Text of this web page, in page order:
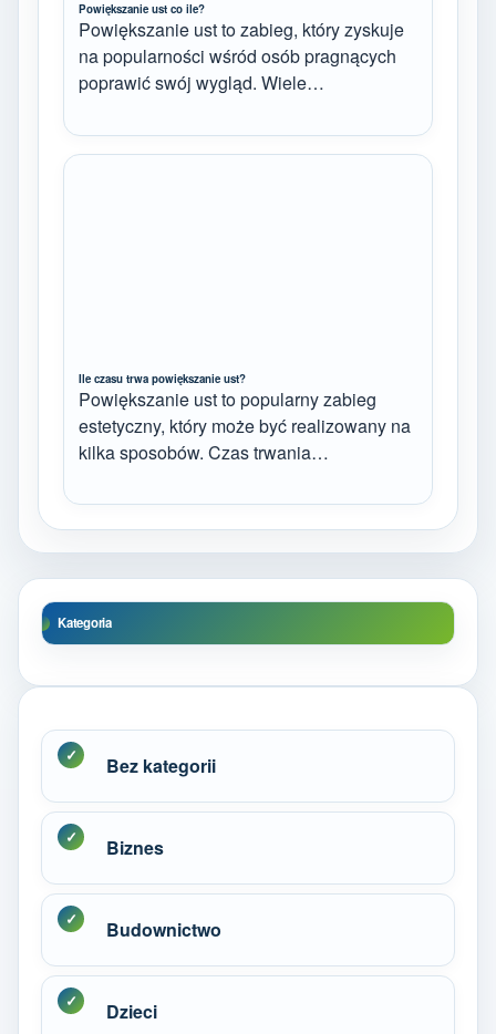
Powiększanie ust co ile?
Powiększanie ust to zabieg, który zyskuje
na popularności wśród osób pragnących
poprawić swój wygląd. Wiele…
Ile czasu trwa powiększanie ust?
Powiększanie ust to popularny zabieg
estetyczny, który może być realizowany na
kilka sposobów. Czas trwania…
Kategoria
Bez kategorii
Biznes
Budownictwo
Dzieci